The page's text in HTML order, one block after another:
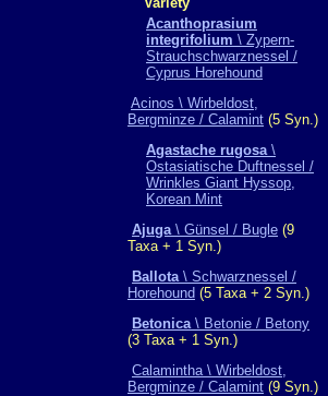
Acanthoprasium
integrifolium \ Zypern-
Strauchschwarznessel /
Cyprus Horehound
Acinos \ Wirbeldost,
Bergminze / Calamint (5 Syn.)
Agastache rugosa\
Ostasiatische Duftnessel /
Wrinkles Giant Hyssop,
Korean Mint
Ajuga\ Günsel / Bugle (9
Taxa + 1 Syn.)
Ballota\ Schwarznessel /
Horehound (5 Taxa + 2 Syn.)
Betonica\ Betonie / Betony
(3 Taxa + 1 Syn.)
Calamintha \ Wirbeldost,
Bergminze / Calamint (9 Syn.)